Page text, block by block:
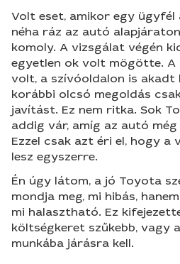
Volt eset, amikor egy
néha ráz az autó
komoly. A vizsgálat végén
egyetlen ok volt mögötte.
volt, a szívóoldalon is akadt
korábbi olcsó megoldás
javítást. Ez nem ritka. Sok
addig vár, amíg az autó
Ezzel csak azt éri el, hogy a
lesz egyszerre.
Én úgy látom, a jó Toyota
mondja meg, mi hibás,
mi halasztható. Ez
költségkeret szűkebb, vagy
munkába járásra kell.